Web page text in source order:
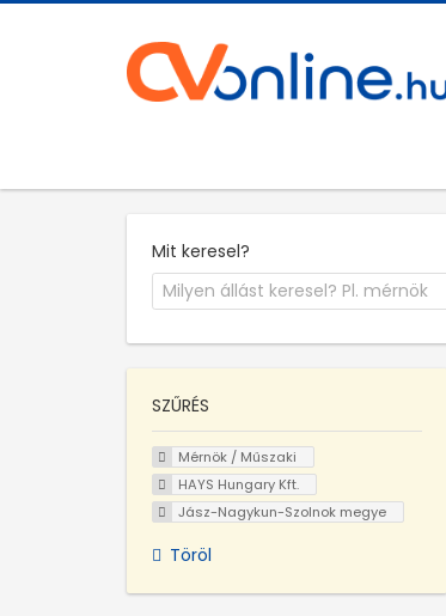
Mit keresel?
SZŰRÉS
Mérnök / Műszaki
HAYS Hungary Kft.
Jász-Nagykun-Szolnok megye
Töröl